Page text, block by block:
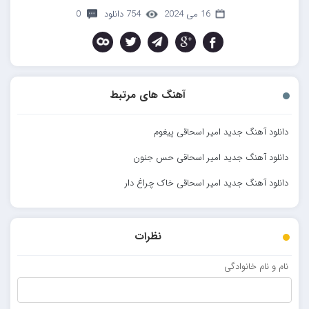
16 می 2024 754 دانلود 0
آهنگ های مرتبط
دانلود آهنگ جدید امیر اسحاقی پیغوم
دانلود آهنگ جدید امیر اسحاقی حس جنون
دانلود آهنگ جدید امیر اسحاقی خاک چراغ دار
نظرات
نام و نام خانوادگی